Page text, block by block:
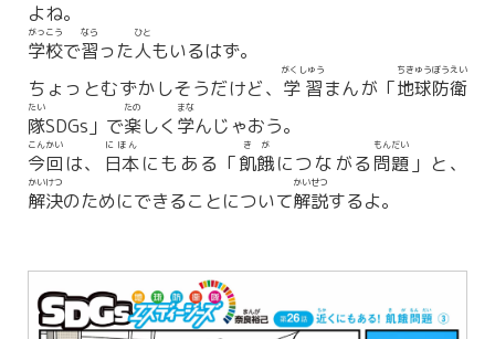
よね。
学校
がっこう
で習
なら
った人
ひと
もいるはず。
ちょっとむずかしそうだけど、 学習
がくしゅう
まんが「地球
ちきゅう
防衛
ぼうえい
隊
たい
SDGs」で楽
たの
しく 学
まな
んじゃおう。
今回
こんかい
は、 日本
にほん
にもある「飢餓
きが
につながる問題
もんだい
」と、
解決
かいけつ
のためにできることについて解説
かいせつ
するよ。